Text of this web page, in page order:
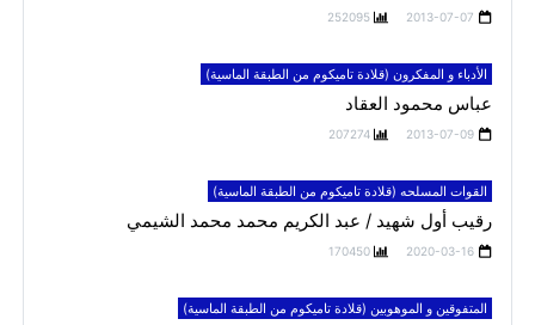
2013-07-07
252095
الأدباء و المفكرون (قلادة تاميكوم من الطبقة الماسية)
عباس محمود العقاد
2013-07-09
207274
القوات المسلحه (قلادة تاميكوم من الطبقة الماسية)
رقيب أول شهيد / عبد الكريم محمد محمد الشيمي
2020-03-16
170450
المتفوقين و الموهوبين (قلادة تاميكوم من الطبقة الماسية)